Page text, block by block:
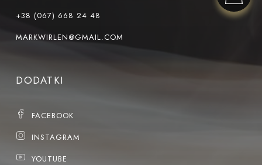
+38 (067) 668 24 48
MARKWIRLEN@GMAIL.COM
DODATKI
FACEBOOK
INSTAGRAM
YOUTUBE